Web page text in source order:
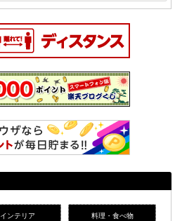
インテリア 料理・食べ物